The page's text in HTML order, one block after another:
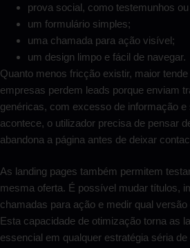
prova social, como testemunhos
um formulário simples;
uma chamada para ação visível;
um design limpo e fácil de navegar.
Quanto menos fricção existir, maior
empresas perdem leads porque enviam
genéricas, com excesso de informação
acontece, o utilizador precisa de pensar
abandona a página antes de deixar
As landing pages também permitem
mesma oferta. É possível mudar títulos,
chamadas para ação e medir qual
Esta capacidade de otimização torna as
essencial em qualquer estratégia séria